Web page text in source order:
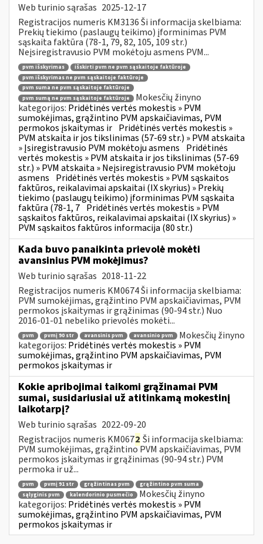
Web turinio sąrašas 2025-12-17
Registracijos numeris KM3136 Ši informacija skelbiama:
Prekių tiekimo (paslaugų teikimo) įforminimas PVM
sąskaita faktūra (78-1, 79, 82, 105, 109 str.)
Neįsiregistravusio PVM mokėtoju asmens PVM...
pvm išskyrimas
išskirti pvm ne pvm sąskaitoje faktūroje
pvm išskyrimas ne pvm sąskaitoje faktūroje
pvm suma ne pvm sąskaitoje faktūroje
pvm sumą ne pvm sąskaitoje faktūroje
Mokesčių žinyno
kategorijos: Pridėtinės vertės mokestis » PVM
sumokėjimas, grąžintino PVM apskaičiavimas, PVM
permokos įskaitymas ir Pridėtinės vertės mokestis »
PVM atskaita ir jos tikslinimas (57-69 str.) » PVM atskaita
» Įsiregistravusio PVM mokėtoju asmens Pridėtinės
vertės mokestis » PVM atskaita ir jos tikslinimas (57-69
str.) » PVM atskaita » Neįsiregistravusio PVM mokėtoju
asmens Pridėtinės vertės mokestis » PVM sąskaitos
faktūros, reikalavimai apskaitai (IX skyrius) » Prekių
tiekimo (paslaugų teikimo) įforminimas PVM sąskaita
faktūra (78-1, 7 Pridėtinės vertės mokestis » PVM
sąskaitos faktūros, reikalavimai apskaitai (IX skyrius) »
PVM sąskaitos faktūros informacija (80 str.)
Kada buvo panaikinta prievolė mokėti
avansinius PVM mokėjimus?
Web turinio sąrašas 2018-11-22
Registracijos numeris KM0674 Ši informacija skelbiama:
PVM sumokėjimas, grąžintino PVM apskaičiavimas, PVM
permokos įskaitymas ir grąžinimas (90-94 str.) Nuo
2016-01-01 nebeliko prievolės mokėti...
pvm pvmį 90 str avansinis pvm avansinio pvm
Mokesčių žinyno
kategorijos: Pridėtinės vertės mokestis » PVM
sumokėjimas, grąžintino PVM apskaičiavimas, PVM
permokos įskaitymas ir
Kokie apribojimai taikomi grąžinamai PVM
sumai, susidariusiai už atitinkamą mokestinį
laikotarpį?
Web turinio sąrašas 2022-09-20
Registracijos numeris KM0672 Ši informacija skelbiama:
PVM sumokėjimas, grąžintino PVM apskaičiavimas, PVM
permokos įskaitymas ir grąžinimas (90-94 str.) PVM
permoka ir už...
pvm pvmį 91 str grąžintinas pvm
grąžintino pvm suma
sąlyginis pvm
kalendorinio pusmečio
Mokesčių žinyno
kategorijos: Pridėtinės vertės mokestis » PVM
sumokėjimas, grąžintino PVM apskaičiavimas, PVM
permokos įskaitymas ir